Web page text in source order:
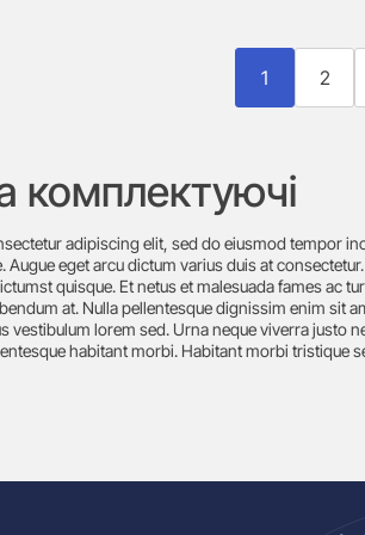
1 2
комплектуючі
adipiscing elit, sed do eiusmod tempor
Augue eget arcu dictum varius duis at
quisque. Et netus et malesuada fames ac
at. Nulla pellentesque dignissim enim sit
vestibulum lorem sed. Urna neque viverra justo
habitant morbi. Habitant morbi tristique